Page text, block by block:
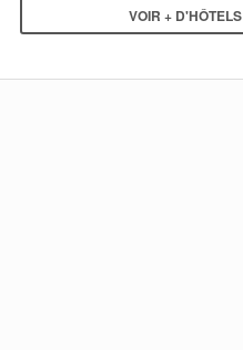
VOIR + D'HÔTELS